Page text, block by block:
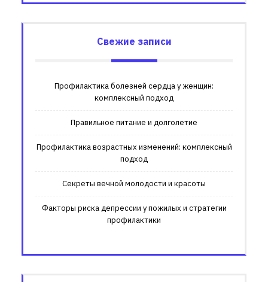
Свежие записи
Профилактика болезней сердца у женщин:
комплексный подход
Правильное питание и долголетие
Профилактика возрастных изменений: комплексный
подход
Секреты вечной молодости и красоты
Факторы риска депрессии у пожилых и стратегии
профилактики